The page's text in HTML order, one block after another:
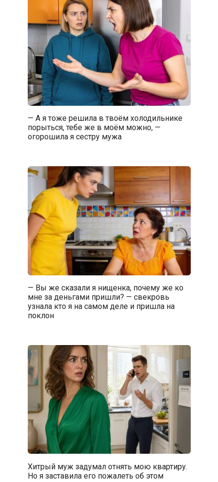
— А я тоже решила в твоём холодильнике
порыться, тебе же в моём можно, —
огорошила я сестру мужа
— Вы же сказали я нищенка, почему же ко
мне за деньгами пришли? — свекровь
узнала кто я на самом деле и пришла на
поклон
Хитрый муж задумал отнять мою квартиру.
Но я заставила его пожалеть об этом